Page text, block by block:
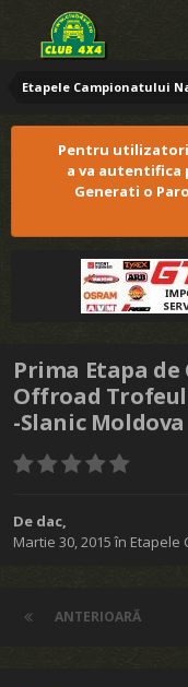
Etapele Campionatului
Pentru
a va autentifica
Generati o
Prima Etapa
Offroad Trofeul
-Slanic Moldova
De dac,
Martie 30, 2015în Etapele
ANTERIOARĂ